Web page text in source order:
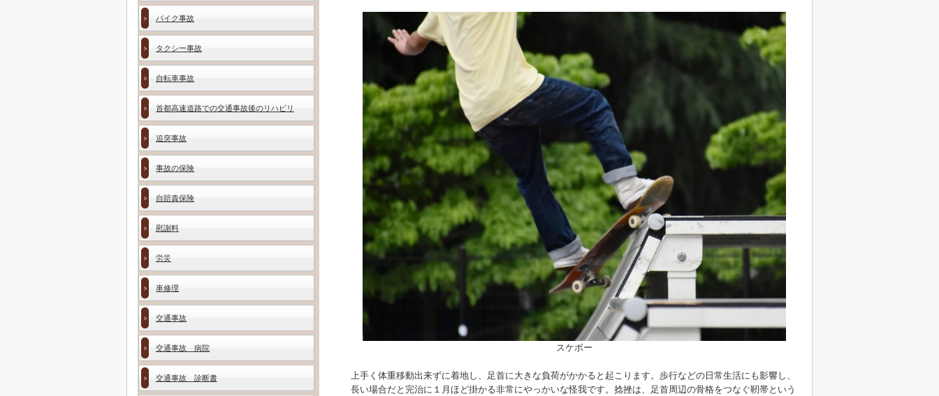
スケボー
上手く体重移動出来ずに着地し、足首に大きな負荷がかかると起こります。歩行などの日常生活にも影響し、
長い場合だと完治に１月ほど掛かる非常にやっかいな怪我です。捻挫は、足首周辺の骨格をつなぐ靭帯という
バイク事故
タクシー事故
自転車事故
首都高速道路での交通事故後のリハビリ
追突事故
事故の保険
自賠責保険
慰謝料
労災
車修理
交通事故
交通事故 病院
交通事故 診断書